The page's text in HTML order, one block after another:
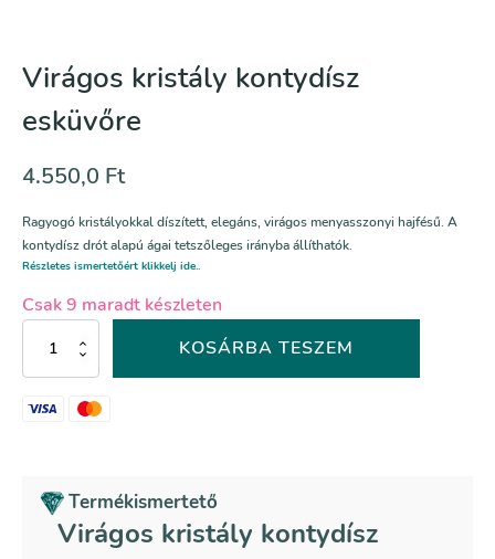
Virágos kristály kontydísz
esküvőre
4.550,0 Ft
Ragyogó kristályokkal díszített, elegáns, virágos menyasszonyi hajfésű. A
kontydísz drót alapú ágai tetszőleges irányba állíthatók.
Részletes ismertetőért klikkelj ide..
Csak 9 maradt készleten
Virágos
kristály
kontydísz
esküvőre
mennyiség
KOSÁRBA TESZEM
Termékismertető
Virágos kristály kontydísz